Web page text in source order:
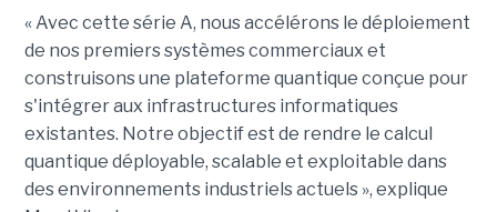
« Avec cette série A, nous accélérons le déploiement
de nos premiers systèmes commerciaux et
construisons une plateforme quantique conçue pour
s'intégrer aux infrastructures informatiques
existantes. Notre objectif est de rendre le calcul
quantique déployable, scalable et exploitable dans
des environnements industriels actuels », explique